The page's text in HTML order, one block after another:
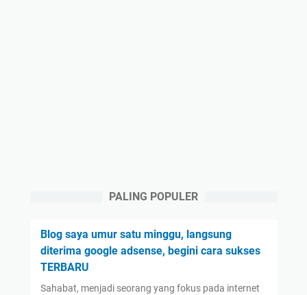
PALING POPULER
Blog saya umur satu minggu, langsung
diterima google adsense, begini cara sukses
TERBARU
Sahabat, menjadi seorang yang fokus pada internet